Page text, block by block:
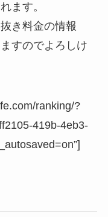
ます。
き料金の情報
すのでよろしけ
ranking/?
419b-4eb3-